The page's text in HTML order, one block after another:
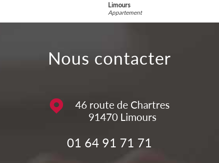
nous contacter
46 route de Chartres
91470 Limours
01 64 91 71 71